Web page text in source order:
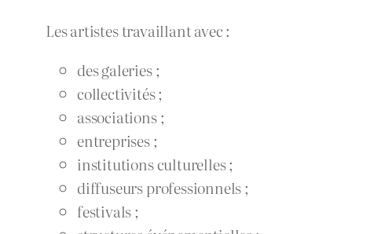
Les artistes travaillant avec :
des galeries ;
collectivités ;
associations ;
entreprises ;
institutions culturelles ;
diffuseurs professionnels ;
festivals ;